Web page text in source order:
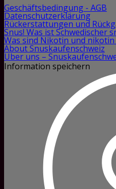
Geschäftsbedingung - AGB
Datenschutzerklärung
Rückerstattungen und
Snus! Was ist Schwedischer
Was sind Nikotin und
About Snuskaufenschweiz
Über uns –
Information speichern